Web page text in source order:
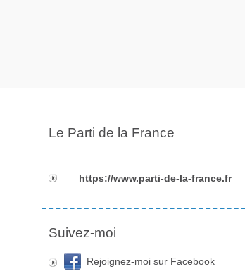
Le Parti de la France
https://www.parti-de-la-france.fr
Suivez-moi
Rejoignez-moi sur Facebook